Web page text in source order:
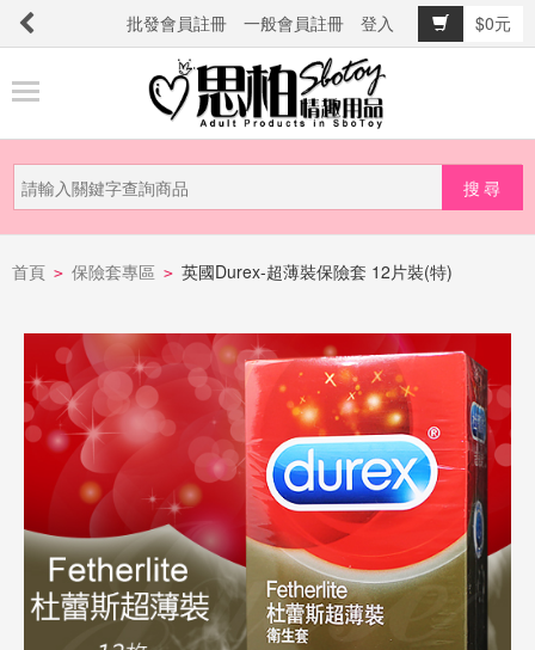
批發會員註冊 一般會員註冊 登入
$0元
品
新
品
市
提
防
電
話
或
簡
首頁 > 保險套專區 > 英國Durex-超薄裝保險套 12片裝(特)